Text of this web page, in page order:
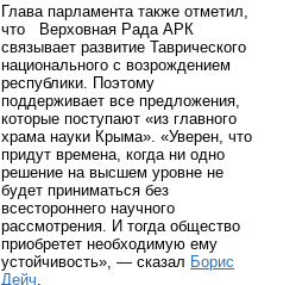
Глава парламента также отметил,
что Верховная Рада АРК
связывает развитие Таврического
национального с возрождением
республики. Поэтому
поддерживает все предложения,
которые поступают «из главного
храма науки Крыма». «Уверен, что
придут времена, когда ни одно
решение на высшем уровне не
будет приниматься без
всестороннего научного
рассмотрения. И тогда общество
приобретет необходимую ему
устойчивость», — сказал Борис
Дейч